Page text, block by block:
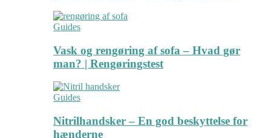
Guides
Vask og rengøring af sofa – Hvad gør
man? | Rengøringstest
Guides
Nitrilhandsker – En god beskyttelse for
hænderne